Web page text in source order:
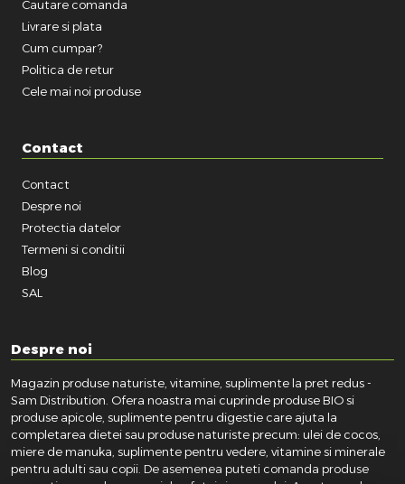
Cautare comanda
Livrare si plata
Cum cumpar?
Politica de retur
Cele mai noi produse
Contact
Contact
Despre noi
Protectia datelor
Termeni si conditii
Blog
SAL
Despre noi
Magazin produse naturiste, vitamine, suplimente la pret redus -
Sam Distribution. Ofera noastra mai cuprinde produse BIO si
produse apicole, suplimente pentru digestie care ajuta la
completarea dietei sau produse naturiste precum: ulei de cocos,
miere de manuka, suplimente pentru vedere, vitamine si minerale
pentru adulti sau copii. De asemenea puteti comanda produse